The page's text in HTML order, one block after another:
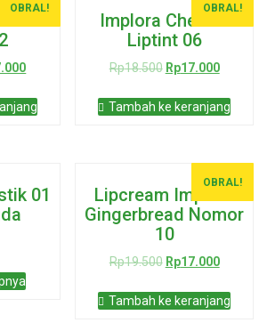
OBRAL!
n
Harga
ini
adalah:
OBRAL!
Implora Cheek n
Liptint 06
Rp18.500 Harga
adalah:
Rp18.500.
Rp17.000Harga
ini
adalah:
Tambah ke keranjang
01
OBRAL!
Lipcream Implora
Gingerbread Nomor
10
Rp19.500 Harga
adalah:
Rp19.500.
Rp17.000Harga
ini
adalah:
Tambah ke keranjang